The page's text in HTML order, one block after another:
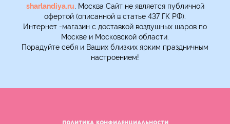
sharlandiya.ru , Москва Сайт не является публичной
офертой (описанной в статье 437 ГК РФ).
Интернет -магазин с доставкой воздушных шаров по
Москве и Московской области.
Порадуйте себя и Ваших близких ярким праздничным
настроением!
ПОЛИТИКА КОНФИДЕНЦИАЛЬНОСТИ